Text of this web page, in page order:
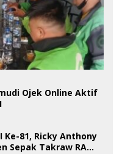
Ojek Online Aktif
Ke-81, Ricky Anthony
Sepak Takraw RA